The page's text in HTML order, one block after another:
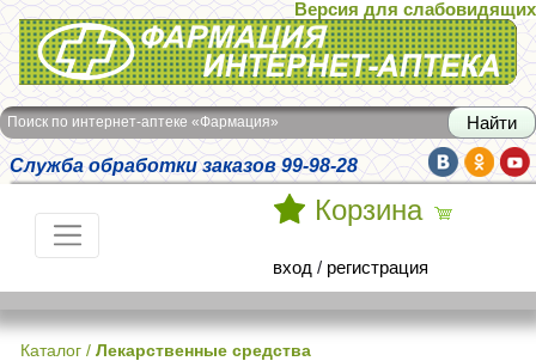
Интернет-аптека Фармация
Версия для слабовидящих
Поиск по интернет-аптеке «Фармация»
Служба обработки заказов 99-98-28
Корзина
вход / регистрация
Каталог / Лекарственные средства